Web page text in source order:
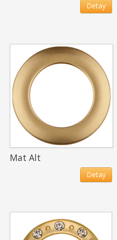
Detay
Mat Alt
Detay